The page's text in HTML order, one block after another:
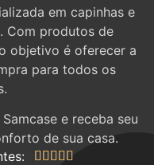
em capinhas e
Com produtos de
objetivo é oferecer a
para todos os
e receba seu
de sua casa.
    